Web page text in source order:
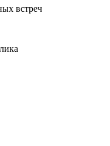
встреч